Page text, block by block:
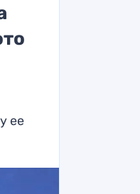
ее